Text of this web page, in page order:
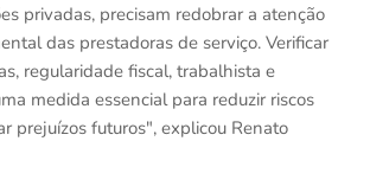
privadas, precisam redobrar a atenção
das prestadoras de serviço. Verificar
regularidade fiscal, trabalhista e
medida essencial para reduzir riscos
prejuízos futuros", explicou Renato